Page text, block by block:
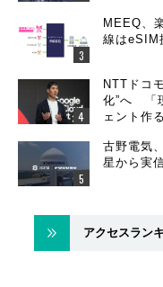
MEEQ、
線はeSIM
NTTドコ
化”へ 「
ェント作る
古野電気
星から実
アクセスラン